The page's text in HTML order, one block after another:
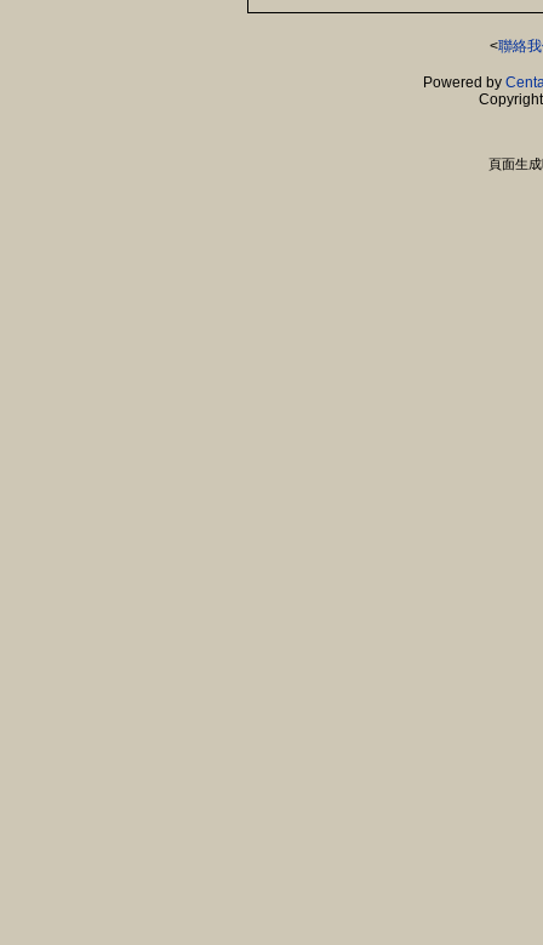
<聯絡
Powered by
頁面生